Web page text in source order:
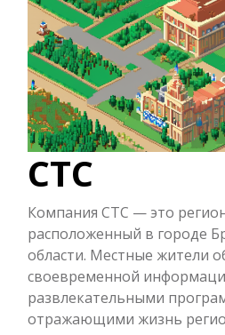
СТС
Компания СТС — это
расположенный в городе
области. Местные жители
своевременной
развлекательными
отражающими жизнь